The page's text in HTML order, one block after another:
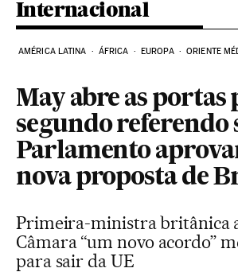
Internacional
AMÉRICA LATINA ÁFRICA EUROPA ORIENTE
May abre as portas
segundo referendo
Parlamento
nova proposta de
Primeira-ministra britânica
Câmara “um novo acordo”
para sair da UE